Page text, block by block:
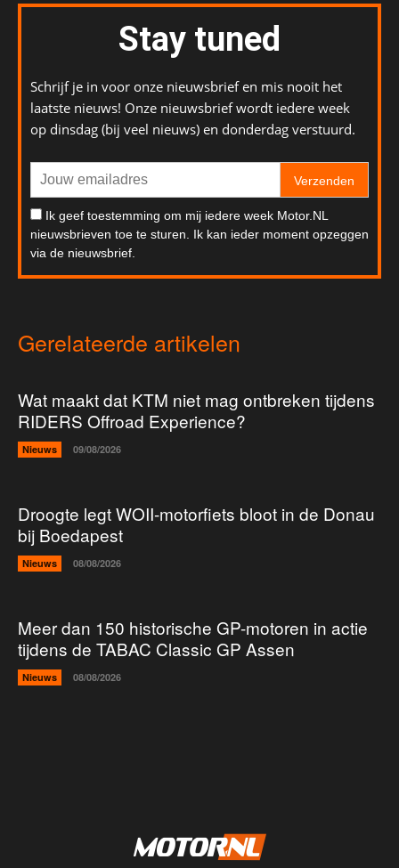
Stay tuned
Schrijf je in voor onze nieuwsbrief en mis nooit het
laatste nieuws! Onze nieuwsbrief wordt iedere week
op dinsdag (bij veel nieuws) en donderdag verstuurd.
Verzenden
Ik geef toestemming om mij iedere week Motor.NL
nieuwsbrieven toe te sturen. Ik kan ieder moment opzeggen
via de nieuwsbrief.
Gerelateerde artikelen
Wat maakt dat KTM niet mag ontbreken tijdens
RIDERS Offroad Experience?
Nieuws 09/08/2026
Droogte legt WOII-motorfiets bloot in de Donau
bij Boedapest
Nieuws 08/08/2026
Meer dan 150 historische GP-motoren in actie
tijdens de TABAC Classic GP Assen
Nieuws 08/08/2026